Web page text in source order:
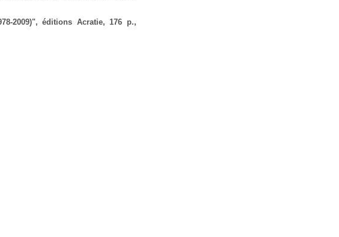
2009)", éditions Acratie, 176 p.,